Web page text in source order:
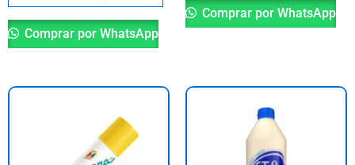
Comprar por WhatsApp
Comprar por WhatsApp